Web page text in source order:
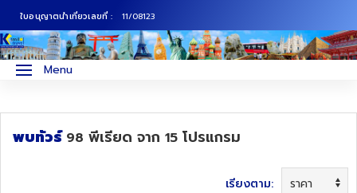
ใบอนุญาตนำเที่ยวเลขที่ : 11/08123
Menu
พบทัวร์ 98 พีเรียด จาก 15 โปรแกรม
เรียงตาม:
ทัวร์ญี่ปุ่น
ทัวร์ยุโรป
ภาคเหนือ
ภาคอีสาน